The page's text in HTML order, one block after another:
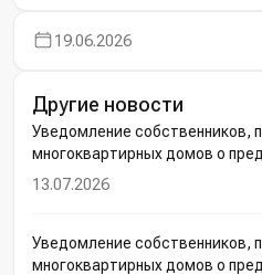
19.06.2026
Другие новости
Уведомление собственников,
многоквартирных домов о
прямые договоры
13.07.2026
Уведомление собственников,
многоквартирных домов о